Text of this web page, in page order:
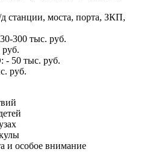
станции, моста, порта, ЗКП,
300 тыс. руб.
50 тыс. руб.
руб.
и особое внимание